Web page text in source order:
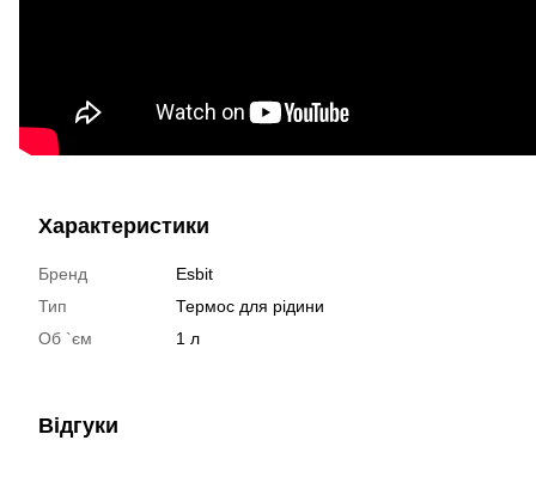
Характеристики
Бренд
Esbit
Тип
Термос для рідини
Об `єм
1 л
Відгуки